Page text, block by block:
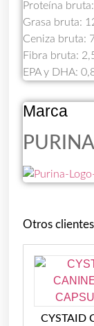
Proteína
Grasa bruta:
Ceniza bruta:
Fibra bruta:
EPA y DHA:
Marca
PURINA
Otros
CYSTAID